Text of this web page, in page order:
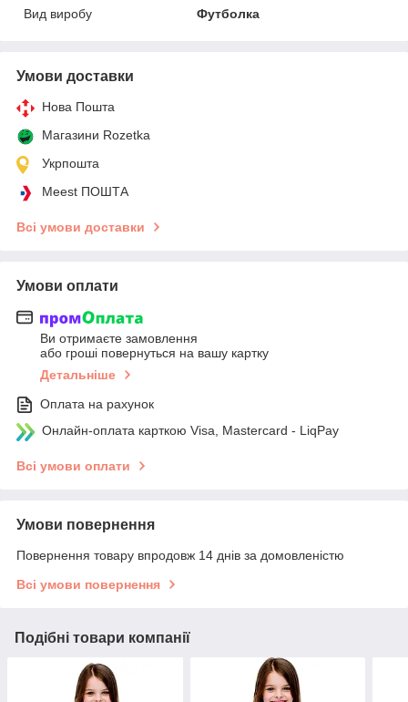
Вид виробу
Футболка
Умови доставки
Нова Пошта
Магазини Rozetka
Укрпошта
Meest ПОШТА
Всі умови доставки
Умови оплати
Ви отримаєте замовлення
або гроші повернуться на вашу картку
Детальніше
Оплата на рахунок
Онлайн-оплата карткою Visa, Mastercard - LiqPay
Всі умови оплати
Умови повернення
Повернення товару впродовж 14 днів за домовленістю
Всі умови повернення
Подібні товари компанії